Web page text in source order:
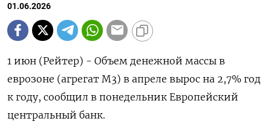
01.06.2026
1 июн (Рейтер) - Объем ‌денежной массы ​в ​
еврозоне (агрегат ​М3) ⁠в ‌апреле вырос ‌на 2,7% ​год
‌к ​году, ‌сообщил в понедельник Европейский ​
центральный ​банк.